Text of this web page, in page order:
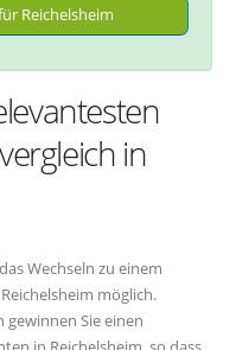
Reichelsheim
in
Wechseln zu einem
möglich.
Sie einen